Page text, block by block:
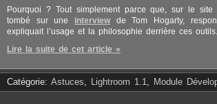
Pourquoi ? Tout simplement parce que, sur le
tombé sur une interview de Tom Hogarty,
expliquait l’usage et la philosophie derrière ces outils.
Lire la suite de cet article »
Catégorie: Astuces, Lightroom 1.1, Module